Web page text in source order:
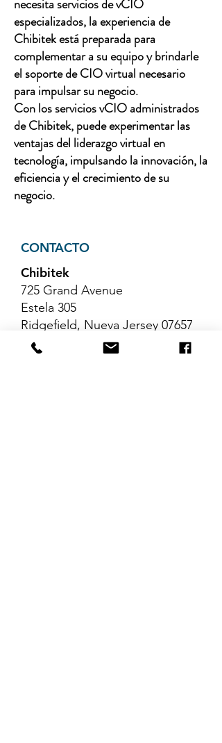
necesita servicios de vCIO
especializados, la experiencia de
Chibitek está preparada para
complementar a su equipo y brindarle
el soporte de CIO virtual necesario
para impulsar su negocio.
Con los servicios vCIO administrados
de Chibitek, puede experimentar las
ventajas del liderazgo virtual en
tecnología, impulsando la innovación, la
eficiencia y el crecimiento de su
negocio.
CONTACTO
Chibitek
725 Grand Avenue
Estela 305
Ridgefield, Nueva Jersey 07657
Teléfono 888-585-6823